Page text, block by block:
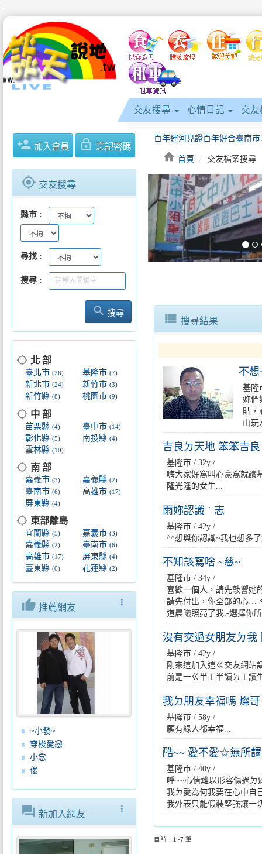
.
交友搜尋 心情日記 交
person_add 加入會員 lock_outline 忘記密碼
gps_fixed 交友搜尋
縣市
尋找
搜尋
search 搜尋
location_searching 北 部
臺北市 (26) 基隆市(7)
新北市 (24) 新竹市(3)
新竹縣 (8) 桃園市(9)
location_searching 中 部
苗栗縣 (4) 臺中市(14)
彰化縣 (5) 南投縣(4)
雲林縣 (10)
location_searching 南 部
嘉義市 (3) 嘉義縣(2)
臺南市 (6) 高雄市(17)
屏東縣 (4)
location_searching 東部離島
宜蘭縣 (5) 嘉義市(3)
嘉義縣 (2) 臺南市(6)
高雄市 (17) 屏東縣(4)
臺東縣 (0) 花蓮縣(2)
more_vert
thumb_up 推薦網友
~小發~
穿梭愛戀
小念
俊
more_vert
forum 新加入網友
志工精進心更凝關懷長者情更
志工精進心更凝關懷長者情更
home 首頁 交友檔案搜尋
keyboard_arrow_left
view_list 搜尋結果
不
基隆
妳們
貼，
山玩
吉良ㄉ天地 笨笨吉良
基隆市 / 32y /
嗨大家好窩叫心豪窩就讀
隆光隆的女生...
雨妳認識 ˙ 志
基隆市 / 42y /
^^想與你認識~我也想多了
不知該寫啥 ~慈~
基隆市 / 34y /
喜歡一個人，請先敲響
請先付出，你全部的心…-
道晨曦照亮了我.-選擇你
沒有交過女朋友ㄉ我
基隆市 / 42y /
剛來這加入這ㄍ交友網站
前是一ㄍ半工半讀ㄉ工讀
我ㄉ朋友幸福嗎 燦哥
基隆市 / 58y /
願有緣人都幸福...
酷~~ 愛不愛☆無所
基隆市 / 40y /
呼~~心情難以形容傷過ㄉ
我ㄉ愛為何我要在心中自
我外表只能假裝堅強讓一
目前： 1~7筆